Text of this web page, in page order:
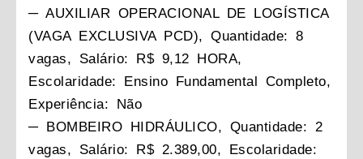
─ AUXILIAR OPERACIONAL DE LOGÍSTICA
(VAGA EXCLUSIVA PCD), Quantidade: 8
vagas, Salário: R$ 9,12 HORA,
Escolaridade: Ensino Fundamental Completo,
Experiência: Não
─ BOMBEIRO HIDRÁULICO, Quantidade: 2
vagas, Salário: R$ 2.389,00, Escolaridade: